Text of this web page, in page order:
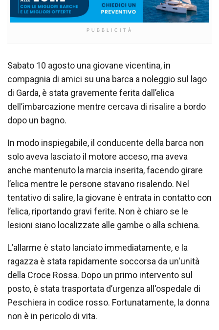
PUBBLICITÀ
Sabato 10 agosto una giovane vicentina, in
compagnia di amici su una barca a noleggio sul lago
di Garda, è stata gravemente ferita dall’elica
dell’imbarcazione mentre cercava di risalire a bordo
dopo un bagno.
In modo inspiegabile, il conducente della barca non
solo aveva lasciato il motore acceso, ma aveva
anche mantenuto la marcia inserita, facendo girare
l’elica mentre le persone stavano risalendo. Nel
tentativo di salire, la giovane è entrata in contatto con
l’elica, riportando gravi ferite. Non è chiaro se le
lesioni siano localizzate alle gambe o alla schiena.
L’allarme è stato lanciato immediatamente, e la
ragazza è stata rapidamente soccorsa da un'unità
della Croce Rossa. Dopo un primo intervento sul
posto, è stata trasportata d’urgenza all'ospedale di
Peschiera in codice rosso. Fortunatamente, la donna
non è in pericolo di vita.